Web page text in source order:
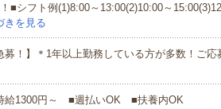
■シフト例(1)8:00～13:00(2)10:00～
きを見る
募！】＊1年以上勤務している方が多数！ご
給1300円～ ■週払いOK ■扶養内OK